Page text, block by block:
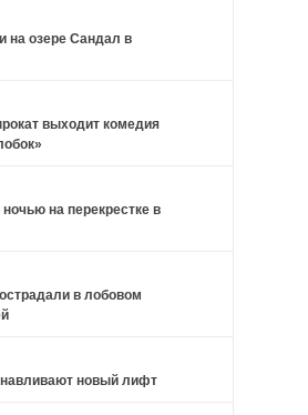
на озере Сандал в
выходит комедия
на перекрестке в
в лобовом
новый лифт